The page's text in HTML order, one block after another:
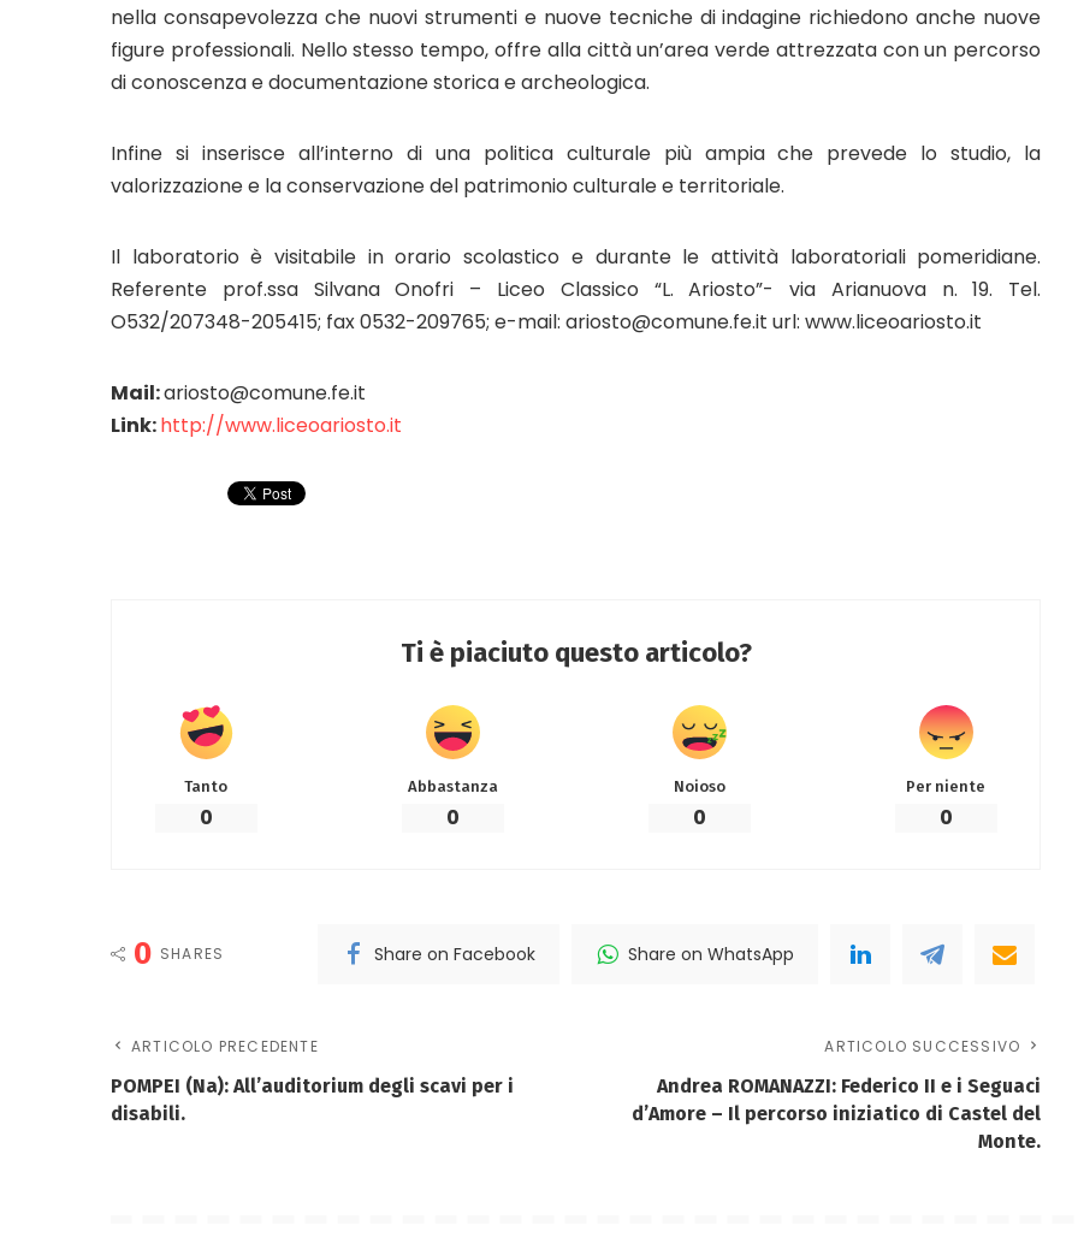
nella consapevolezza che nuovi strumenti e nuove tecniche di indagine richiedono anche nuove
figure professionali. Nello stesso tempo, offre alla città un’area verde attrezzata con un percorso
di conoscenza e documentazione storica e archeologica.
Infine si inserisce all’interno di una politica culturale più ampia che prevede lo studio, la
valorizzazione e la conservazione del patrimonio culturale e territoriale.
Il laboratorio è visitabile in orario scolastico e durante le attività laboratoriali pomeridiane.
Referente prof.ssa Silvana Onofri – Liceo Classico “L. Ariosto”- via Arianuova n. 19. Tel.
O532/207348-205415; fax 0532-209765; e-mail: ariosto@comune.fe.it url: www.liceoariosto.it
Mail:ariosto@comune.fe.it
Link:http://www.liceoariosto.it
Ti è piaciuto questo articolo?
Tanto
0
Abbastanza
0
Noioso
0
Per niente
0
0 SHARES Share on Facebook Share on WhatsApp
ARTICOLO PRECEDENTE
POMPEI (Na): All’auditorium degli scavi per i
disabili.
ARTICOLO SUCCESSIVO
Andrea ROMANAZZI: Federico II e i Seguaci
d’Amore – Il percorso iniziatico di Castel del
Monte.